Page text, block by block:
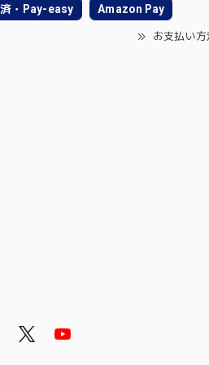
・Pay-easy Amazon Pay
お支払い